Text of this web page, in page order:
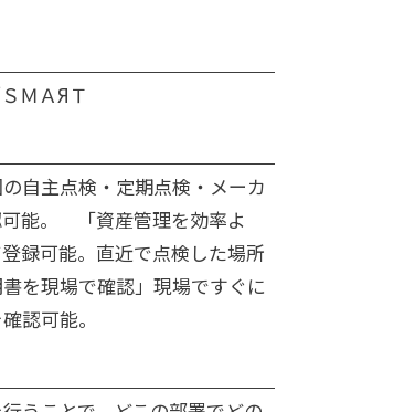
ＭＡЯＴ
自主点検・定期点検・メーカ
能。 「資産管理を効率よ
録可能。直近で点検した場所
を現場で確認」現場ですぐに
認可能。